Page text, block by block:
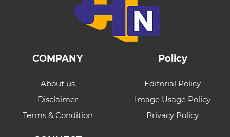
COMPANY
About us
Disclaimer
Terms & Condition
Policy
Editorial Policy
Image Usage Policy
Privacy Policy